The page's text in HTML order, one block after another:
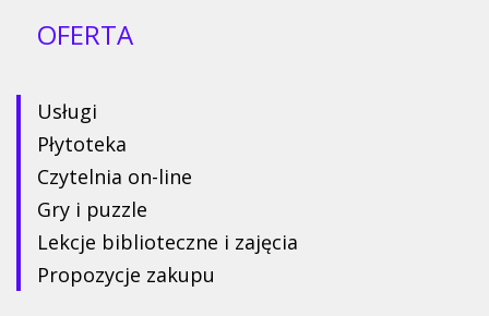
OFERTA
Usługi
Płytoteka
Czytelnia on-line
Gry i puzzle
Lekcje biblioteczne i zajęcia
Propozycje zakupu